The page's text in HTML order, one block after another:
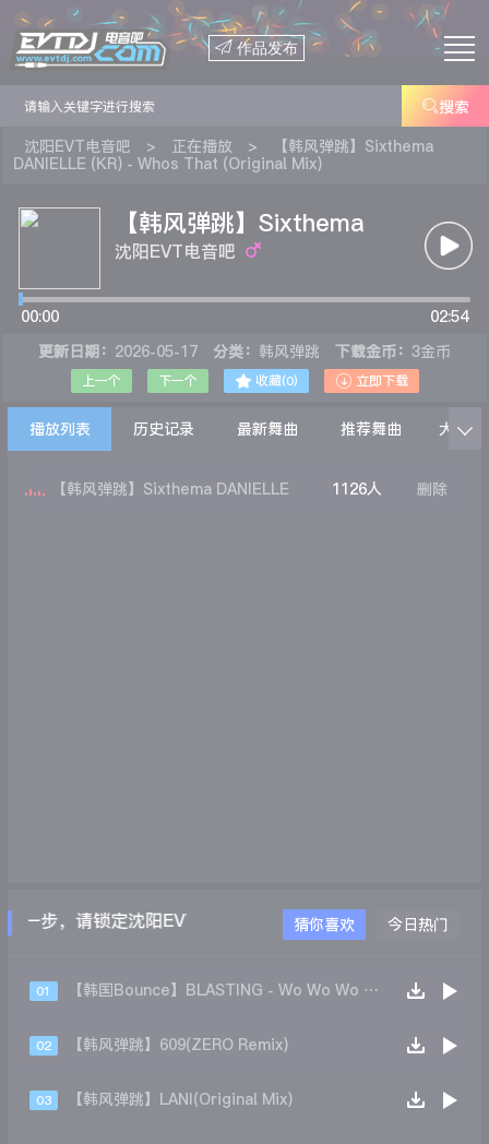
 作品发布
搜索
沈阳EVT电音吧 > 正在播放 >
【韩风弹跳】Sixthema
DANIELLE (KR) - Whos That (Original Mix)
【韩风弹跳】Sixthema
DANIELLE (KR) - Whos
沈阳EVT电音吧
00:00
02:54
更新日期： 2026-05-17 分类： 韩风弹跳 下载金币： 3金币
上一个 下一个  收藏(0)  立即下载
播放列表 历史记录 最新舞曲 推荐舞曲 大家在

【韩风弹跳】Sixthema DANIELLE 1126人 删除
人一步，请锁定沈阳EVT电音吧WWW.EVTDJ.COM
猜你喜欢 今日热门
01 【韩国Bounce】BLASTING - Wo Wo Wo (Original Mix)
02 【韩风弹跳】609(ZERO Remix)
03 【韩风弹跳】LANI(Original Mix)